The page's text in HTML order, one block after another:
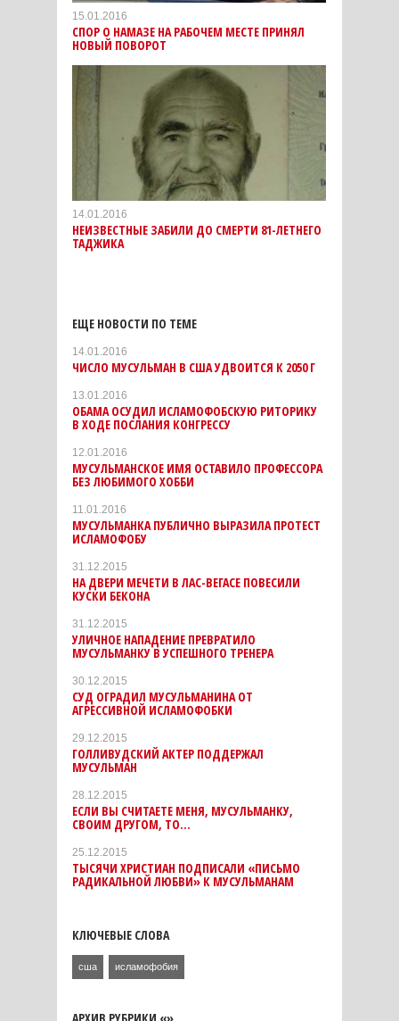
15.01.2016
СПОР О НАМАЗЕ НА РАБОЧЕМ МЕСТЕ ПРИНЯЛ
НОВЫЙ ПОВОРОТ
14.01.2016
НЕИЗВЕСТНЫЕ ЗАБИЛИ ДО СМЕРТИ 81-ЛЕТНЕГО
ТАДЖИКА
ЕЩЕ НОВОСТИ ПО ТЕМЕ
14.01.2016
ЧИСЛО МУСУЛЬМАН В США УДВОИТСЯ К 2050 Г
13.01.2016
ОБАМА ОСУДИЛ ИСЛАМОФОБСКУЮ РИТОРИКУ
В ХОДЕ ПОСЛАНИЯ КОНГРЕССУ
12.01.2016
МУСУЛЬМАНСКОЕ ИМЯ ОСТАВИЛО ПРОФЕССОРА
БЕЗ ЛЮБИМОГО ХОББИ
11.01.2016
МУСУЛЬМАНКА ПУБЛИЧНО ВЫРАЗИЛА ПРОТЕСТ
ИСЛАМОФОБУ
31.12.2015
НА ДВЕРИ МЕЧЕТИ В ЛАС-ВЕГАСЕ ПОВЕСИЛИ
КУСКИ БЕКОНА
31.12.2015
УЛИЧНОЕ НАПАДЕНИЕ ПРЕВРАТИЛО
МУСУЛЬМАНКУ В УСПЕШНОГО ТРЕНЕРА
30.12.2015
СУД ОГРАДИЛ МУСУЛЬМАНИНА ОТ
АГРЕССИВНОЙ ИСЛАМОФОБКИ
29.12.2015
ГОЛЛИВУДСКИЙ АКТЕР ПОДДЕРЖАЛ
МУСУЛЬМАН
28.12.2015
ЕСЛИ ВЫ СЧИТАЕТЕ МЕНЯ, МУСУЛЬМАНКУ,
СВОИМ ДРУГОМ, ТО…
25.12.2015
ТЫСЯЧИ ХРИСТИАН ПОДПИСАЛИ «ПИСЬМО
РАДИКАЛЬНОЙ ЛЮБВИ» К МУСУЛЬМАНАМ
КЛЮЧЕВЫЕ СЛОВА
сша исламофобия
АРХИВ РУБРИКИ «»